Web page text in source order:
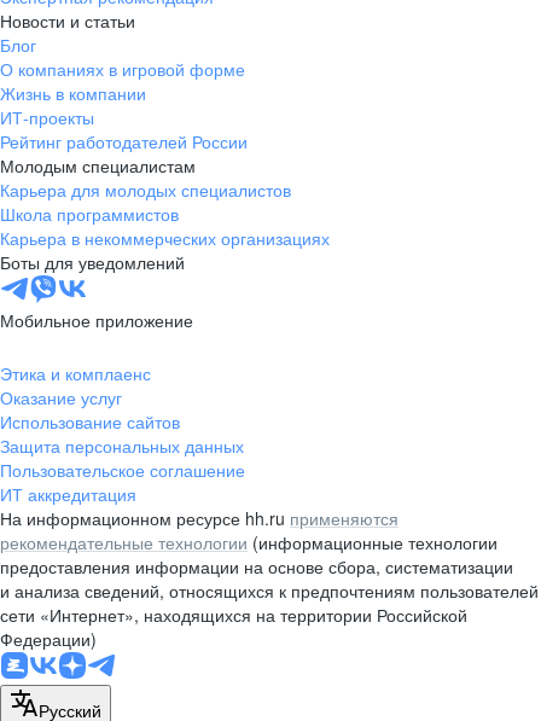
Новости и статьи
Блог
О компаниях в игровой форме
Жизнь в компании
ИТ-проекты
Рейтинг работодателей России
Молодым специалистам
Карьера для молодых специалистов
Школа программистов
Карьера в некоммерческих организациях
Боты для уведомлений
Мобильное приложение
Этика и комплаенс
Оказание услуг
Использование сайтов
Защита персональных данных
Пользовательское соглашение
ИТ аккредитация
На информационном ресурсе hh.ru применяются
рекомендательные технологии (информационные технологии
предоставления информации на основе сбора, систематизации
и анализа сведений, относящихся к предпочтениям пользователей
сети «Интернет», находящихся на территории Российской
Федерации)
Русский